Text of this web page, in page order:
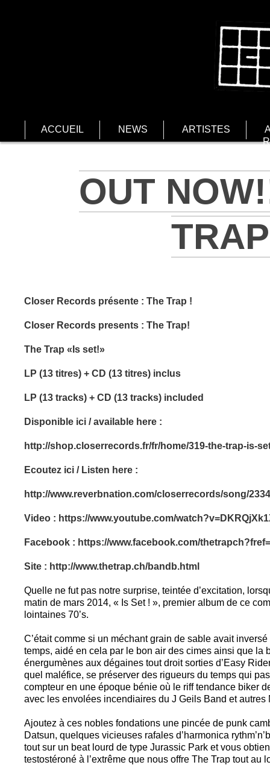
ACCUEIL NEWS ARTISTES
OUT
Closer Records présente : The Trap !
Closer Records presents : The Trap!
The Trap «Is set!»
LP (13 titres) + CD (13 titres) inclus
LP (13 tracks) + CD (13 tracks) included
Disponible ici / available here :
http://shop.closerrecords.fr/fr/home/319-the-trap-is-
Ecoutez ici / Listen here :
http://www.reverbnation.com/closerrecords/song/
Video : https://www.youtube.com/
Facebook : https://www.facebook.com/
Site : http://www.thetrap.ch/bandb.html
Quelle ne fut pas notre surprise, teintée d’excitation,
matin de mars 2014, « Is Set ! », premier album de ce
lointaines 70’s.
C’était comme si un méchant grain de sable avait
temps, aidé en cela par le bon air des cimes ainsi que
énergumènes aux dégaines tout droit sorties d’Easy
quel maléfice, se préserver des rigueurs du temps qui
compteur en une époque bénie où le riff tendance biker
avec les envolées incendiaires du J Geils Band et autres
Ajoutez à ces nobles fondations une pincée de punk
Datsun, quelques vicieuses rafales d’harmonica
tout sur un beat lourd de type Jurassic Park et vous
testostéroné à l’extrême que nous offre The Trap tout au